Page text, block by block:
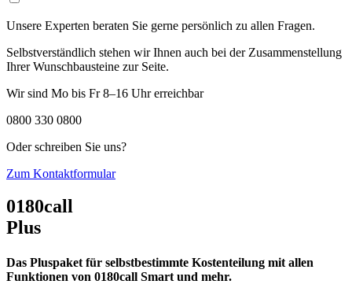
Unsere Experten beraten Sie gerne persönlich zu allen Fragen.
Selbstverständlich stehen wir Ihnen auch bei der Zusammenstellung
Ihrer Wunschbausteine zur Seite.
Wir sind Mo bis Fr 8–16 Uhr erreichbar
0800 330 0800
Oder schreiben Sie uns?
Zum Kontaktformular
0180call
Plus
Das Pluspaket für selbstbestimmte Kostenteilung mit allen
Funktionen von 0180call Smart und mehr.